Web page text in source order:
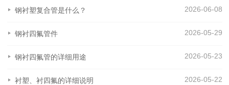
2026-06-08
钢衬塑复合管是什么？
2026-05-29
钢衬四氟管件
2026-05-23
钢衬四氟管的详细用途
2026-05-22
衬塑、衬四氟的详细说明